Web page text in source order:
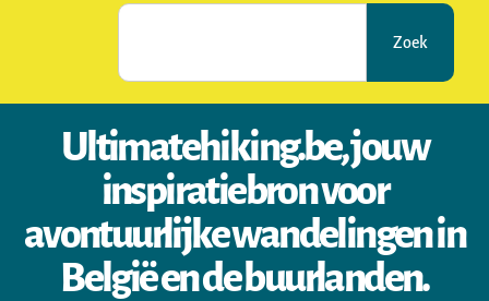
Zoek
Ultimatehiking.be, jouw
inspiratiebron voor
avontuurlijke wandelingen in
België en de buurlanden.